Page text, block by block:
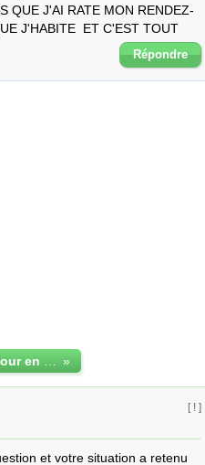
QUE J'AI RATE MON RENDEZ-
J'HABITE  ET C'EST TOUT
Répondre
»
[ ! ]
et votre situation a retenu